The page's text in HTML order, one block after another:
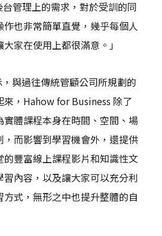
管理上的需求，對於受訓的同
也非常簡單直覺，幾乎每個人
家在使用上都很滿意。」
與過往傳統管顧公司所規劃的
來，Hahow for Business 除了
體課程本身在時間、空間、場
而影響到學習機會外，還提供
的豐富線上課程影片和知識性文
內容，以及讓大家可以充分利
式，無形之中也提升整體的自